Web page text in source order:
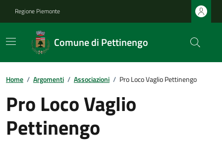
Regione Piemonte
Comune di Pettinengo
Home / Argomenti / Associazioni / Pro Loco Vaglio Pettinengo
Pro Loco Vaglio
Pettinengo